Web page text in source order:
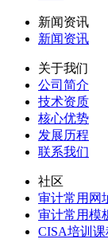
新闻资讯
新闻资讯
关于我们
公司简介
技术资质
核心优势
发展历程
联系我们
社区
审计常用网
审计常用模
CISA培训课